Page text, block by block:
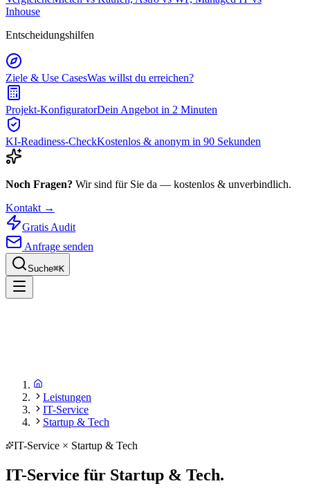
Inhouse
Entscheidungshilfen
Ziele & Use CasesWas willst du erreichen?
Projekt-KonfiguratorDein Angebot in 2 Minuten
KI-Readiness-CheckKostenlos & anonym in 90 Sekunden
Noch Fragen? Wir sind für Sie da — kostenlos & unverbindlich.
Kontakt →
Gratis Audit
Anfrage senden
Suche⌘K
Leistungen
IT-Service
Startup & Tech
IT-Service × Startup & Tech
IT-Service für Startup & Tech.